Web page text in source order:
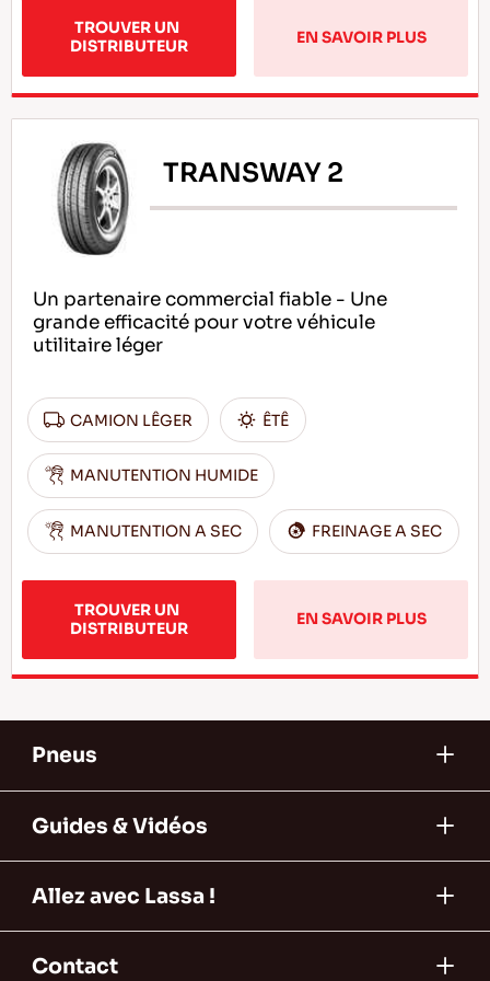
TROUVER UN
DISTRIBUTEUR
EN SAVOIR PLUS
TRANSWAY 2
Un partenaire commercial fiable - Une
grande efficacité pour votre véhicule
utilitaire léger
CAMION LÊGER ÊTÊ
MANUTENTION HUMIDE
MANUTENTION A SEC FREINAGE A SEC
TROUVER UN
DISTRIBUTEUR
EN SAVOIR PLUS
Pneus
Guides & Vidéos
Allez avec Lassa !
Contact